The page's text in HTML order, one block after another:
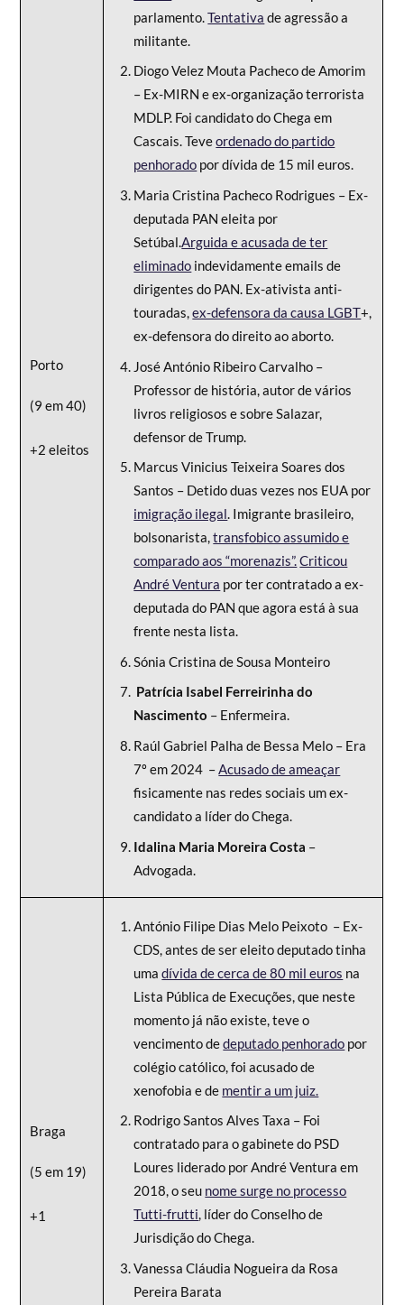
Porto
(9 em 40)
+2 eleitos
parlamento.Tentativa de agressão a
militante.
Diogo Velez Mouta Pacheco de Amorim
– Ex-MIRN e ex-organização terrorista
MDLP. Foi candidato do Chega em
Cascais. Teveordenado do partido
penhorado por dívida de 15 mil euros.
Maria Cristina Pacheco Rodrigues – Ex-
deputada PAN eleita por
Setúbal.Arguida e acusada de ter
eliminado indevidamente emails de
dirigentes do PAN. Ex-ativista anti-
touradas,ex-defensora da causa LGBT+,
ex-defensora do direito ao aborto.
José António Ribeiro Carvalho –
Professor de história, autor de vários
livros religiosos e sobre Salazar,
defensor de Trump.
Marcus Vinicius Teixeira Soares dos
Santos – Detido duas vezes nos EUA por
imigração ilegal. Imigrante brasileiro,
bolsonarista,transfobico assumido e
comparado aos “morenazis”.Criticou
André Ventura por ter contratado a ex-
deputada do PAN que agora está à sua
frente nesta lista.
Sónia Cristina de Sousa Monteiro
Patrícia Isabel Ferreirinha do
Nascimento – Enfermeira.
Raúl Gabriel Palha de Bessa Melo – Era
7º em 2024 –Acusado de ameaçar
fisicamente nas redes sociais um ex-
candidato a líder do Chega.
Idalina Maria Moreira Costa –
Advogada.
Braga
(5 em 19)
+1
António Filipe Dias Melo Peixoto – Ex-
CDS, antes de ser eleito deputado tinha
umadívida de cerca de 80 mil euros na
Lista Pública de Execuções, que neste
momento já não existe, teve o
vencimento dedeputado penhorado por
colégio católico, foi acusado de
xenofobia e de mentir a um juiz.
Rodrigo Santos Alves Taxa – Foi
contratado para o gabinete do PSD
Loures liderado por André Ventura em
2018, o seu nome surge no processo
Tutti-frutti, líder do Conselho de
Jurisdição do Chega.
Vanessa Cláudia Nogueira da Rosa
Pereira Barata